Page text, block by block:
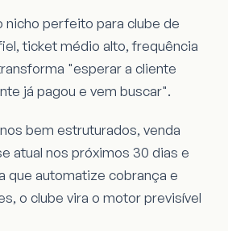
nicho perfeito para clube de
ticket médio alto, frequência
"esperar a cliente
já pagou e vem buscar".
bem estruturados, venda
atual nos próximos 30 dias e
que automatize cobrança e
o clube vira o motor previsível